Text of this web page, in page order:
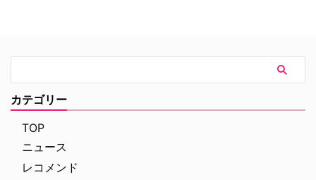
カテゴリー
TOP
ニュース
レコメンド